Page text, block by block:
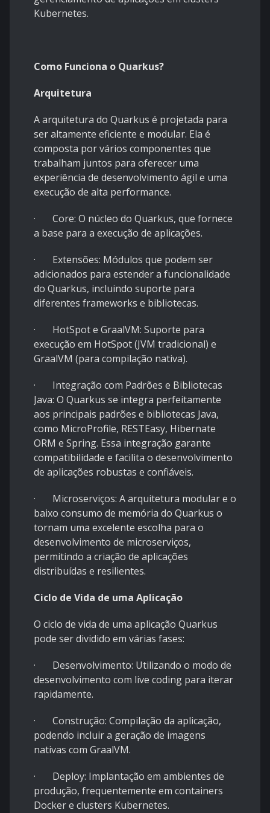
Kubernetes.
Como Funciona o Quarkus?
Arquitetura
A arquitetura do Quarkus é projetada para
ser altamente eficiente e modular. Ela é
composta por vários componentes que
trabalham juntos para oferecer uma
experiência de desenvolvimento ágil e uma
execução de alta performance.
· Core: O núcleo do Quarkus, que fornece
a base para a execução de aplicações.
· Extensões: Módulos que podem ser
adicionados para estender a funcionalidade
do Quarkus, incluindo suporte para
diferentes frameworks e bibliotecas.
· HotSpot e GraalVM: Suporte para
execução em HotSpot (JVM tradicional) e
GraalVM (para compilação nativa).
· Integração com Padrões e Bibliotecas
Java: O Quarkus se integra perfeitamente
aos principais padrões e bibliotecas Java,
como MicroProfile, RESTEasy, Hibernate
ORM e Spring. Essa integração garante
compatibilidade e facilita o desenvolvimento
de aplicações robustas e confiáveis.
· Microserviços: A arquitetura modular e o
baixo consumo de memória do Quarkus o
tornam uma excelente escolha para o
desenvolvimento de microserviços,
permitindo a criação de aplicações
distribuídas e resilientes.
Ciclo de Vida de uma Aplicação
O ciclo de vida de uma aplicação Quarkus
pode ser dividido em várias fases:
· Desenvolvimento: Utilizando o modo de
desenvolvimento com live coding para iterar
rapidamente.
· Construção: Compilação da aplicação,
podendo incluir a geração de imagens
nativas com GraalVM.
· Deploy: Implantação em ambientes de
produção, frequentemente em containers
Docker e clusters Kubernetes.